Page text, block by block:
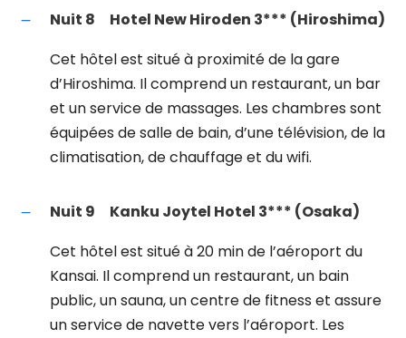
Nuit 8
Hotel New Hiroden 3*** (Hiroshima)
Cet hôtel est situé à proximité de la gare
d’Hiroshima. Il comprend un restaurant, un bar
et un service de massages. Les chambres sont
équipées de salle de bain, d’une télévision, de la
climatisation, de chauffage et du wifi.
Nuit 9
Kanku Joytel Hotel 3*** (Osaka)
Cet hôtel est situé à 20 min de l’aéroport du
Kansai. Il comprend un restaurant, un bain
public, un sauna, un centre de fitness et assure
un service de navette vers l’aéroport. Les